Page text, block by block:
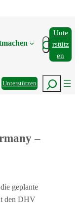
Suchen
Unte
Rstütz
En
UnterstützenSuchen
–
geplante
den DHV